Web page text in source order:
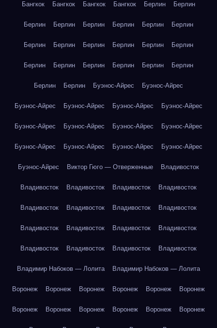
Бангкок Бангкок Бангкок Бангкок Берлин Берлин
Берлин Берлин Берлин Берлин Берлин Берлин
Берлин Берлин Берлин Берлин Берлин Берлин
Берлин Берлин Берлин Берлин Берлин Берлин
Берлин Берлин Буэнос-Айрес Буэнос-Айрес
Буэнос-Айрес Буэнос-Айрес Буэнос-Айрес Буэнос-Айрес
Буэнос-Айрес Буэнос-Айрес Буэнос-Айрес Буэнос-Айрес
Буэнос-Айрес Буэнос-Айрес Буэнос-Айрес Буэнос-Айрес
Буэнос-Айрес Виктор Гюго — Отверженные Владивосток
Владивосток Владивосток Владивосток Владивосток
Владивосток Владивосток Владивосток Владивосток
Владивосток Владивосток Владивосток Владивосток
Владивосток Владивосток Владивосток Владивосток
Владимир Набоков — Лолита Владимир Набоков — Лолита
Воронеж Воронеж Воронеж Воронеж Воронеж Воронеж
Воронеж Воронеж Воронеж Воронеж Воронеж Воронеж